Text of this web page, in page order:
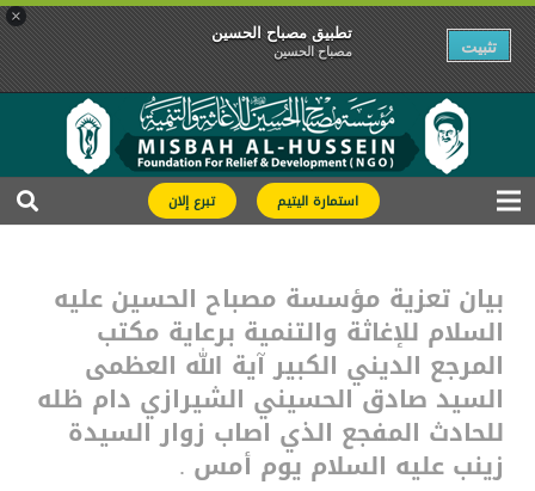
×
تطبیق مصباح الحسین
مصباح الحسین تثبیت
استمارة اليتيم تبرع إلان
بيان تعزية مؤسسة مصباح الحسين عليه
السلام للإغاثة والتنمية برعاية مكتب
المرجع الديني الكبير آية الله العظمى
السيد صادق الحسيني الشيرازي دام ظله
للحادث المفجع الذي اصاب زوار السيدة
زينب عليه السلام يوم أمس .